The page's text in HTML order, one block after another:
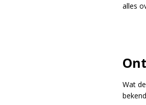
alles
Wat